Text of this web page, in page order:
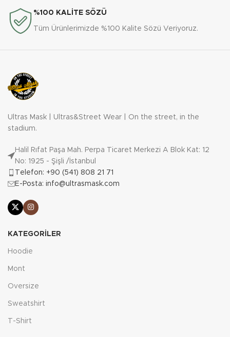
•Standart kalıp: Günlük kullanım
ve rahatlık için ideal.
mask koleksiyonunun en dikkat
çekici parçalarından biri. İster
deplasman yolunda, ister
zaman yanınızda.
Sınırlı sayıda üretildi. Şimdi
sipariş verin, Ninja Hoodie ile
%100 KALİTE SÖZÜ
Tüm Ürünlerimizde %100 Kalite Sözü Veriyoruz.
Ultras Mask | Ultras&Street Wear | On the street, in the
stadium.
Halil Rıfat Paşa Mah. Perpa Ticaret Merkezi A Blok Kat: 12
No: 1925 - Şişli /İstanbul
Telefon: +90 (541) 808 21 71
E-Posta: info@ultrasmask.com
KATEGORILER
Hoodie
Mont
Oversize
Sweatshirt
T-Shirt